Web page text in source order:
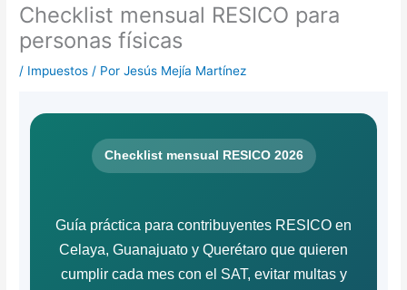
Checklist mensual RESICO para
personas físicas
/ Impuestos / PorJesús Mejía Martínez
Checklist mensual RESICO 2026
Guía práctica para contribuyentes RESICO en
Celaya, Guanajuato y Querétaro que quieren
cumplir cada mes con el SAT, evitar multas y